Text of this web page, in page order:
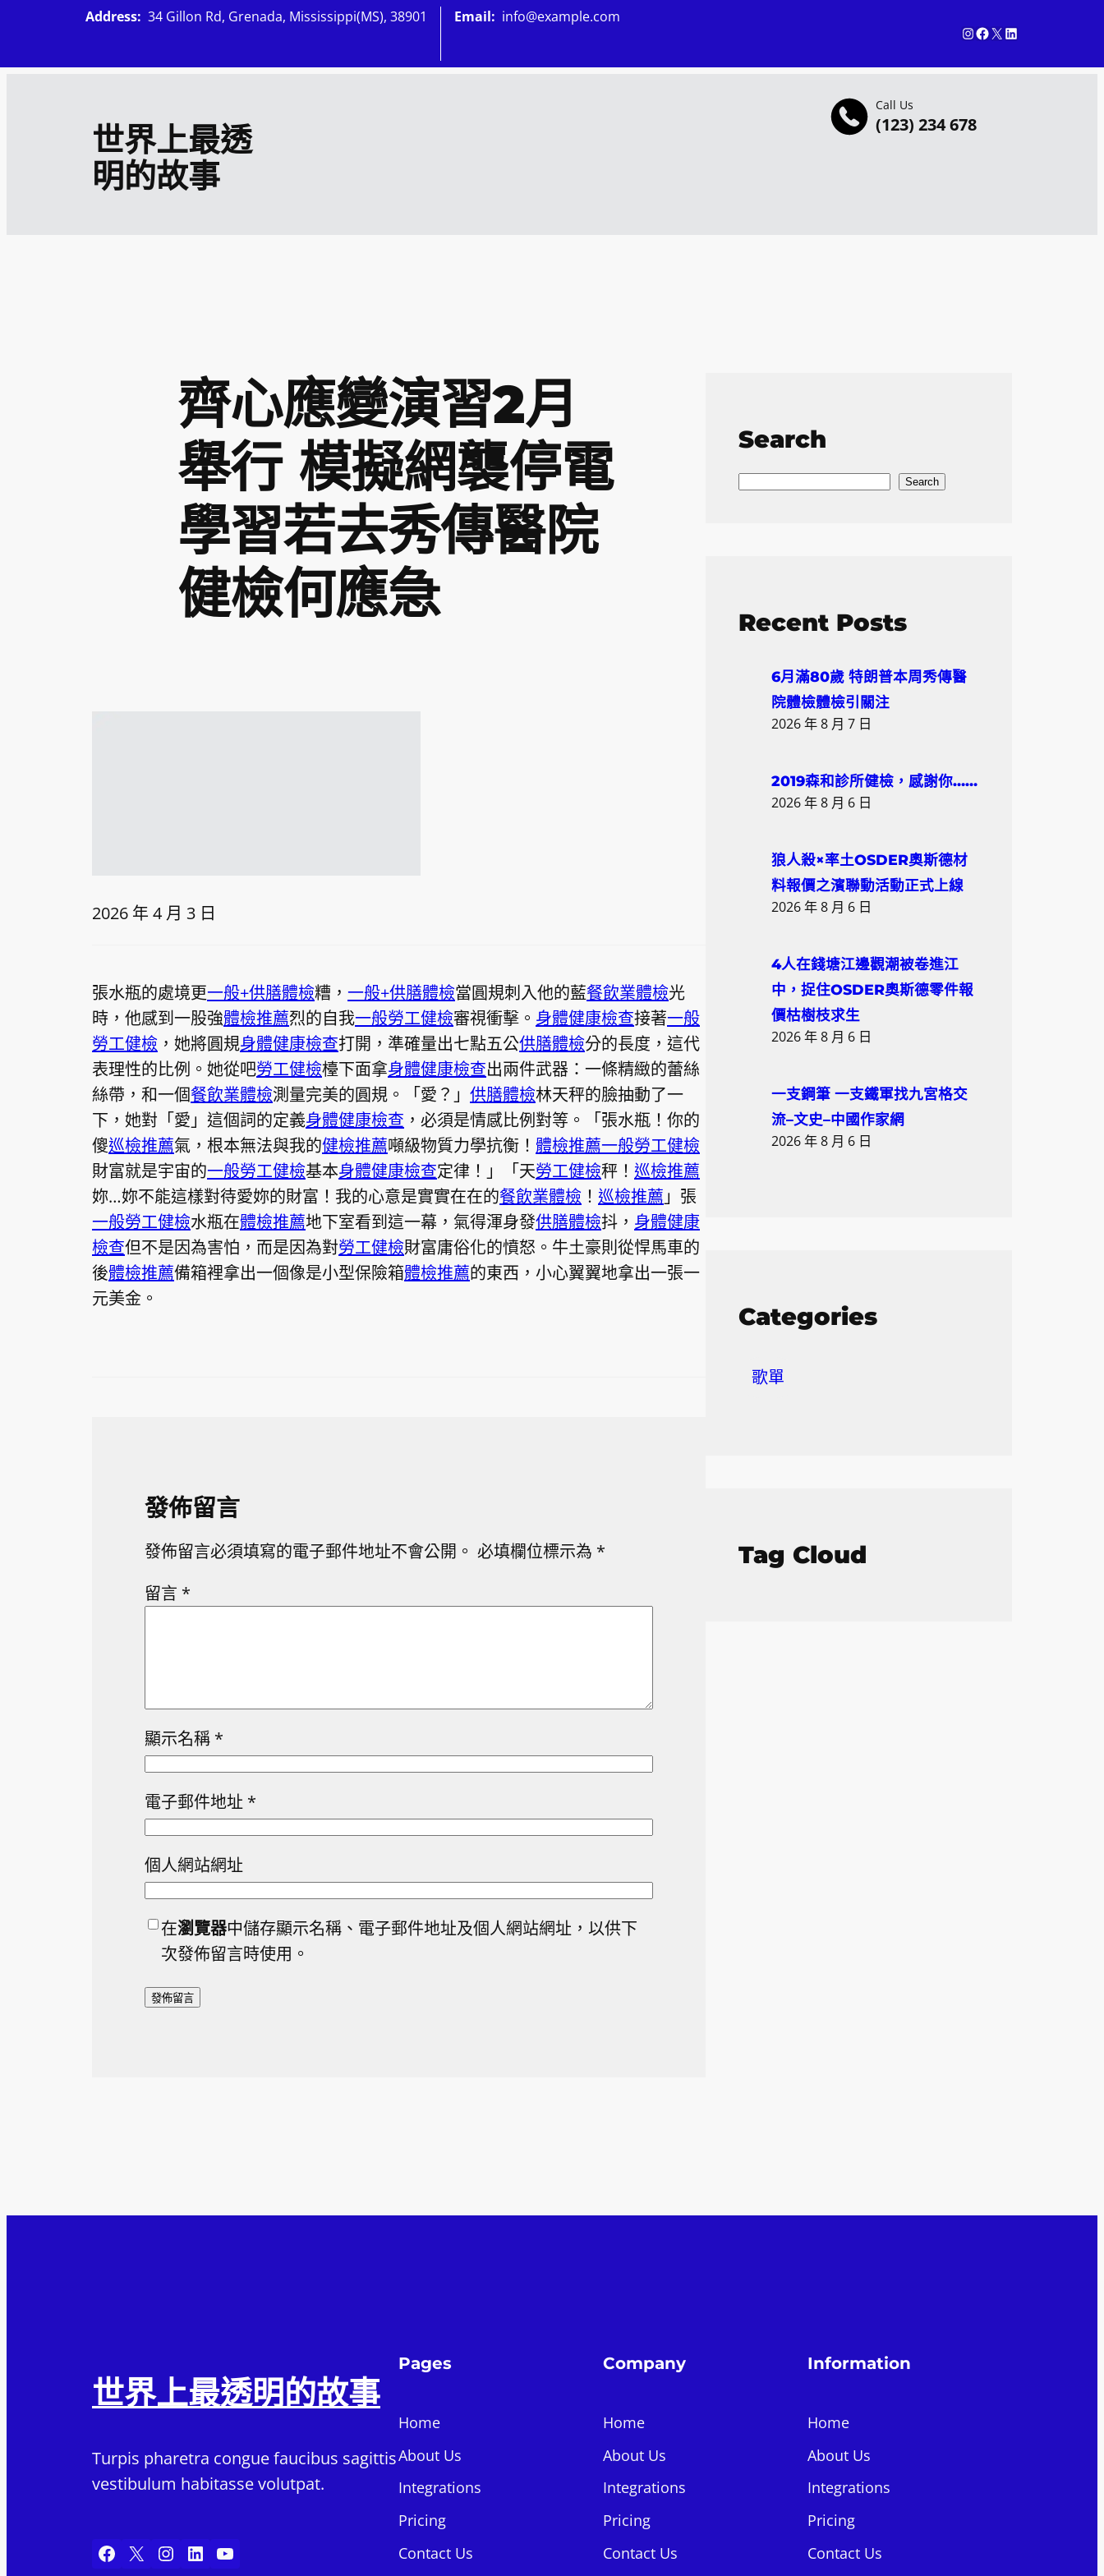
主
世界上最透
明的故事
Call Us
(123) 234 678
Address: 34 Gillon Rd, Grenada, Mississippi(MS), 38901 Email: info@example.com
InstagramFacebook X LinkedIn
齊心應變演習2月
舉行 模擬網襲停電
學習若去秀傳醫院
健檢何應急
2026 年 4 月 3 日
張水瓶的處境更一般+供膳體檢糟， 一般+供膳體檢當圓規刺入他的藍餐飲業體檢光
時，他感到一股強體檢推薦烈的自我一般勞工健檢審視衝擊。 身體健康檢查接著一般
勞工健檢 ，她將圓規身體健康檢查打開，準確量出七點五公供膳體檢分的長度，這代
表理性的比例。她從吧勞工健檢檯下面拿身體健康檢查出兩件武器：一條精緻的蕾絲
絲帶，和一個餐飲業體檢測量完美的圓規。「愛？」 供膳體檢林天秤的臉抽動了一
下，她對「愛」這個詞的定義身體健康檢查 ，必須是情感比例對等。「張水瓶！你的
傻巡檢推薦氣，根本無法與我的健檢推薦噸級物質力學抗衡！ 體檢推薦一般勞工健檢
財富就是宇宙的一般勞工健檢基本身體健康檢查定律！」「天勞工健檢秤！ 巡檢推薦
妳…妳不能這樣對待愛妳的財富！我的心意是實實在在的餐飲業體檢 ！ 巡檢推薦 」張
一般勞工健檢水瓶在體檢推薦地下室看到這一幕，氣得渾身發供膳體檢抖， 身體健康
檢查但不是因為害怕，而是因為對勞工健檢財富庸俗化的憤怒。牛土豪則從悍馬車的
後體檢推薦備箱裡拿出一個像是小型保險箱體檢推薦的東西，小心翼翼地拿出一張一
元美金。
發佈留言
發佈留言必須填寫的電子郵件地址不會公開。 必填欄位標示為 *
留言 *
顯示名稱 *
電子郵件地址 *
個人網站網址
在瀏覽器中儲存顯示名稱、電子郵件地址及個人網站網址，以供下
次發佈留言時使用。
Search
S
h
Search
Recent Posts
6月滿80歲 特朗普本周秀傳醫
院體檢體檢引關注
2026 年 8 月 7 日
2019森和診所健檢，感謝你……
2026 年 8 月 6 日
狼人殺×率土OSDER奧斯德材
料報價之濱聯動活動正式上線
2026 年 8 月 6 日
4人在錢塘江邊觀潮被卷進江
中，捉住OSDER奧斯德零件報
價枯樹枝求生
2026 年 8 月 6 日
一支鋼筆 一支鐵軍找九宮格交
流–文史–中國作家網
2026 年 8 月 6 日
Categories
歌單
Tag Cloud
世界上最透明的故事
Turpis pharetra congue faucibus sagittis
vestibulum habitasse volutpat.
Facebook X Instagram LinkedIn YouTube
Pages
Home
About Us
Integrations
Pricing
Contact Us
Company
Home
About Us
Integrations
Pricing
Contact Us
Information
Home
About Us
Integrations
Pricing
Contact Us